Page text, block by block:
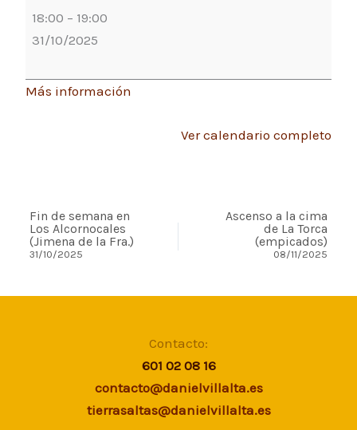
18:00 – 19:00
31/10/2025
Más información
Ver calendario completo
Fin de semana en
Los Alcornocales
(Jimena de la Fra.)
31/10/2025
Ascenso a la cima
de La Torca
(empicados)
08/11/2025
Contacto:
601 02 08 16
contacto@danielvillalta.es
tierrasaltas@danielvillalta.es